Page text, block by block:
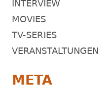
INTERVIEW
MOVIES
TV-SERIES
VERANSTALTUNGEN
META